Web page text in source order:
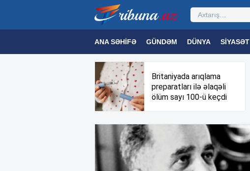
ANA SƏHIFƏ GÜNDƏM DÜNYA SIYASƏT
MƏDƏNIYYƏT
Britaniyada arıqlama
preparatları ilə əlaqəli
ölüm sayı 100-ü keçdi